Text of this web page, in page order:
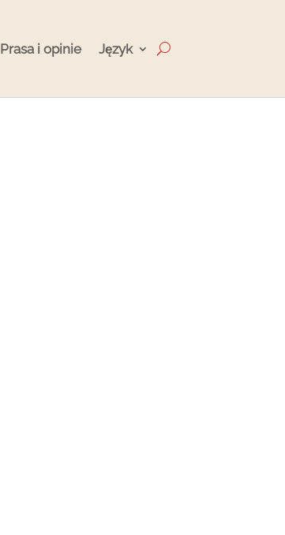
Prasa i opinie Język